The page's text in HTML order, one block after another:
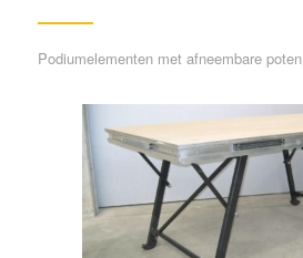
Podiumelementen met afneembare poten